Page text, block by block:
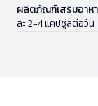
ผลิตภัณฑ์เสริมอาหา
ละ 2-4 แคปซูลต่อวัน